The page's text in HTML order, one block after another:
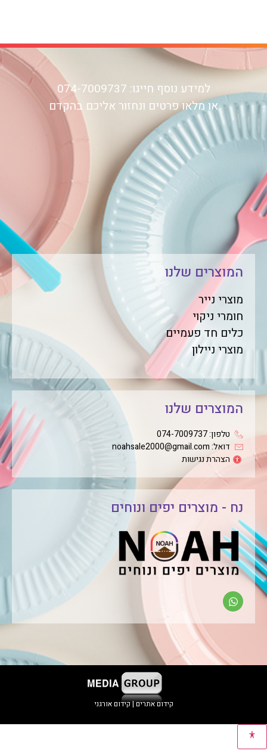
למידע נוסף חייגו: 074-7009737
או מלאו פרטים ונחזור אליכם בהקדם
המוצרים שלנו
מוצרי נייר
חומרי ניקוי
כלים חד פעמיים
מוצרי ניילון
המוצרים שלנו
טלפון: 074-7009737
דואל: noahsale2000@gmail.com
הצהרת נגישות
נח - מוצרים יפים ונוחים
קידום אתרים | קידום אורגני